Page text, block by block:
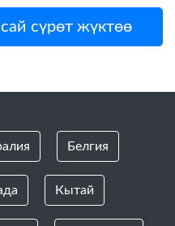
сүрөт жүктөө
Белгия
Кытай